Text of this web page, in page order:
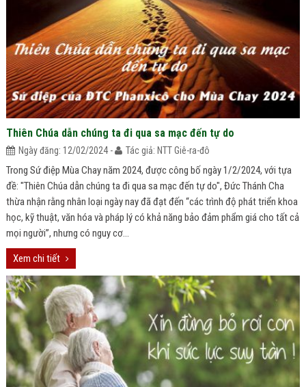
Thiên Chúa dẫn chúng ta đi qua sa mạc đến tự do
Ngày đăng: 12/02/2024 - Tác giả: NTT Giê-ra-đô
Trong Sứ điệp Mùa Chay năm 2024, được công bố ngày 1/2/2024, với tựa
đề: "Thiên Chúa dẫn chúng ta đi qua sa mạc đến tự do", Đức Thánh Cha
thừa nhận rằng nhân loại ngày nay đã đạt đến “các trình độ phát triển khoa
học, kỹ thuật, văn hóa và pháp lý có khả năng bảo đảm phẩm giá cho tất cả
mọi người”, nhưng có nguy cơ...
Xem chi tiết